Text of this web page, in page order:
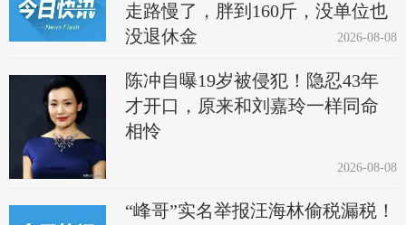
走路慢了，胖到160斤，没单位也
没退休金
2026-08-08
陈冲自曝19岁被侵犯！隐忍43年
才开口，原来和刘嘉玲一样同命
相怜
2026-08-08
“峰哥”实名举报汪海林偷税漏税！